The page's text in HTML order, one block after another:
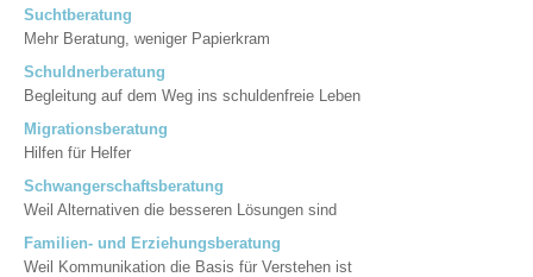
Suchtberatung
Mehr Beratung, weniger Papierkram
Schuldnerberatung
Begleitung auf dem Weg ins schuldenfreie Leben
Migrationsberatung
Hilfen für Helfer
Schwangerschaftsberatung
Weil Alternativen die besseren Lösungen sind
Familien- und Erziehungsberatung
Weil Kommunikation die Basis für Verstehen ist